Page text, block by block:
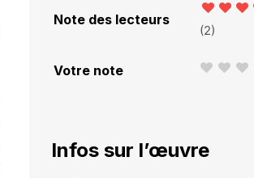
Note des lecteurs
(2)
Votre note
Infos sur l’œuvre